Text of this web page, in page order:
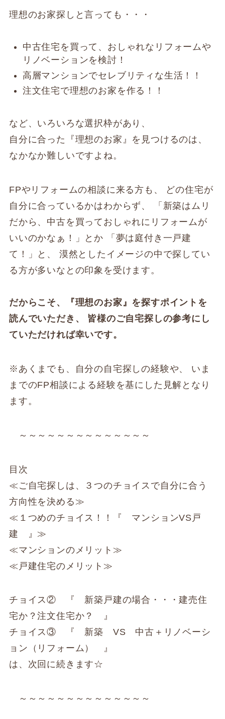
理想のお家探しと言っても・・・
中古住宅を買って、おしゃれなリフォームや
リノベーションを検討！
高層マンションでセレブリティな生活！！
注文住宅で理想のお家を作る！！
など、いろいろな選択枠があり、
自分に合った『理想のお家』を見つけるのは、
なかなか難しいですよね。
FPやリフォームの相談に来る方も、 どの住宅が
自分に合っているかはわからず、 「新築はムリ
だから、中古を買っておしゃれにリフォームが
いいのかなぁ！」とか 「夢は庭付き一戸建
て！」と、 漠然としたイメージの中で探してい
る方が多いなとの印象を受けます。
だからこそ、『理想のお家』を探すポイントを
読んでいただき、
皆様のご自宅探しの参考にし
ていただければ幸いです。
※あくまでも、自分の自宅探しの経験や、 いま
までのFP相談による経験を基にした見解となり
ます。
～～～～～～～～～～～～～～
目次
≪ご自宅探しは、３つのチョイスで自分に合う
方向性を決める≫
≪１つめのチョイス！！『 マンションVS戸
建 』≫
≪マンションのメリット≫
≪戸建住宅のメリット≫
チョイス② 『 新築戸建の場合・・・建売住
宅か？注文住宅か？ 』
チョイス③ 『 新築 VS 中古＋リノベーシ
ョン（リフォーム） 』
は、次回に続きます☆
～～～～～～～～～～～～～～